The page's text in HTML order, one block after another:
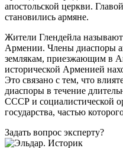
апостольской церкви.
становились армяне.
Жители Глендейла
Армении. Члены диаспоры
землякам, приезжающим в
исторической Арменией
Это связано с тем, что
диаспоры в течение
СССР и социалистической
государства, частью
Задать вопрос эксперту?